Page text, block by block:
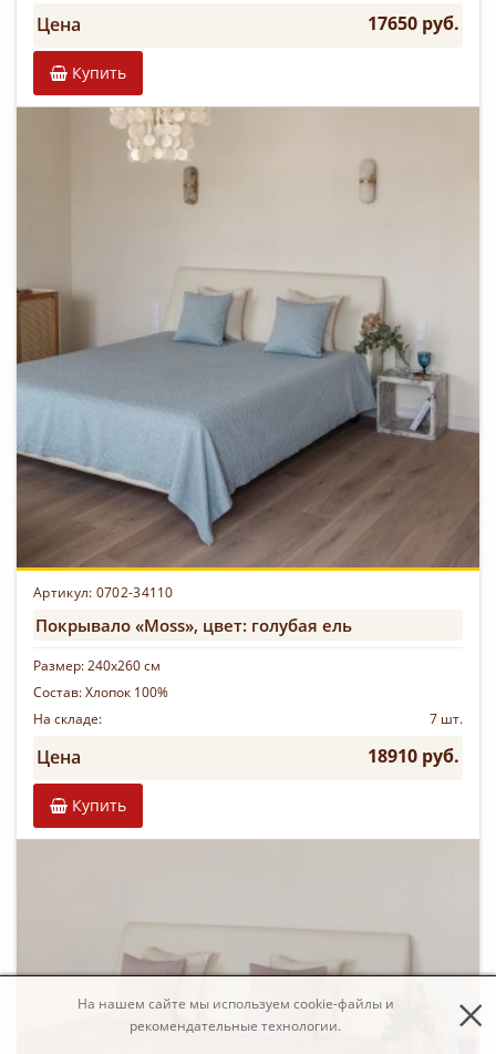
Цена 17650 руб.
Купить
Артикул: 0702-34110
Покрывало «Moss», цвет: голубая ель
Размер:240х260 см
Состав:Хлопок 100%
На складе:
7 шт.
Цена 18910 руб.
Купить
На нашем сайте мы используем cookie-файлы и
рекомендательные технологии.